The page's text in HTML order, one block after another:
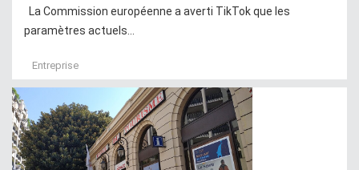
La Commission européenne a averti TikTok que les
paramètres actuels...
Entreprise